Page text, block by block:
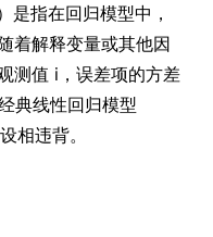
指在回归模型中，
着解释变量或其他因
测值 i，误差项的方差
典线性回归模型
相违背。